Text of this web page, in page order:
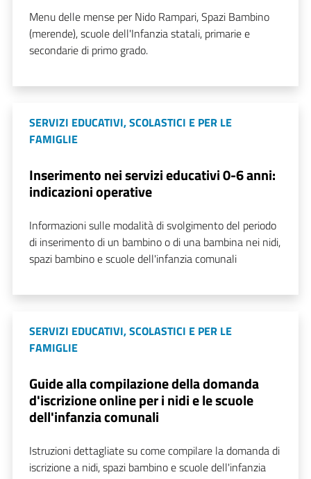
Menu delle mense per Nido Rampari, Spazi Bambino
(merende), scuole dell'Infanzia statali, primarie e
secondarie di primo grado.
SERVIZI EDUCATIVI, SCOLASTICI E PER LE
FAMIGLIE
Inserimento nei servizi educativi 0-6 anni:
indicazioni operative
Informazioni sulle modalità di svolgimento del periodo
di inserimento di un bambino o di una bambina nei nidi,
spazi bambino e scuole dell'infanzia comunali
SERVIZI EDUCATIVI, SCOLASTICI E PER LE
FAMIGLIE
Guide alla compilazione della domanda
d'iscrizione online per i nidi e le scuole
dell'infanzia comunali
Istruzioni dettagliate su come compilare la domanda di
iscrizione a nidi, spazi bambino e scuole dell'infanzia